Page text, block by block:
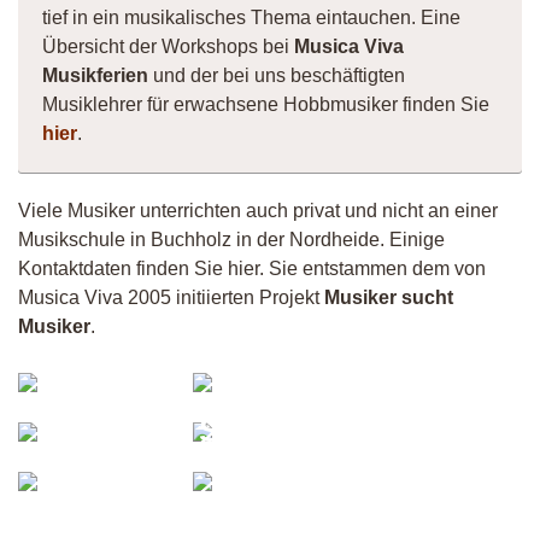
tief in ein musikalisches Thema eintauchen. Eine
Übersicht der Workshops bei Musica Viva
Musikferien und der bei uns beschäftigten
Musiklehrer für erwachsene Hobbmusiker finden Sie
hier.
Viele Musiker unterrichten auch privat und nicht an einer
Musikschule in Buchholz in der Nordheide. Einige
Kontaktdaten finden Sie hier. Sie entstammen dem von
Musica Viva 2005 initiierten Projekt Musiker sucht
Musiker.
Slowflow
Tangmo